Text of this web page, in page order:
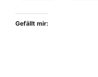
Gefällt mir: